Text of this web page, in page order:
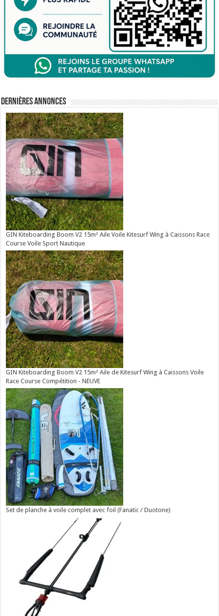
Dernières annonces
GIN Kiteboarding Boom V2 15m² Aile Voile Kitesurf Wing à Caissons Race
Course Voile Sport Nautique
GIN Kiteboarding Boom V2 15m² Aile de Kitesurf Wing à Caissons Voile
Race Course Compétition - NEUVE
Set de planche à voile complet avec foil (Fanatic / Duotone)